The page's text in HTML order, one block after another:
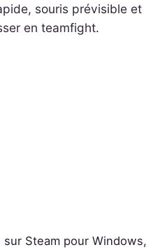
souris prévisible et
en teamfight.
Steam pour Windows,